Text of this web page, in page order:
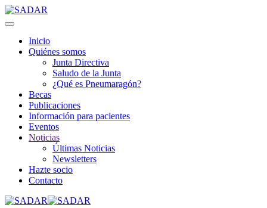
Inicio
Quiénes somos
Junta Directiva
Saludo de la Junta
¿Qué es Pneumaragón?
Becas
Publicaciones
Información para pacientes
Eventos
Noticias
Últimas Noticias
Newsletters
Hazte socio
Contacto